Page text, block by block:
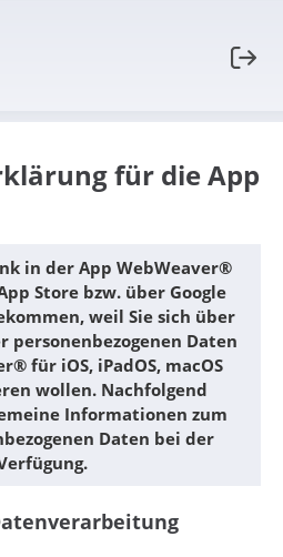
für die App
in der App WebWeaver®
Store bzw. über Google
weil Sie sich über
Daten
für iOS, iPadOS, macOS
wollen. Nachfolgend
Informationen zum
Daten bei der